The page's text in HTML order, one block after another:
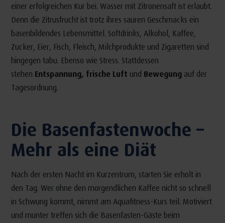
einer erfolgreichen Kur bei. Wasser mit Zitronensaft ist erlaubt.
Denn die Zitrusfrucht ist trotz ihres sauren Geschmacks ein
basenbildendes Lebensmittel. Softdrinks, Alkohol, Kaffee,
Zucker, Eier, Fisch, Fleisch, Milchprodukte und Zigaretten sind
hingegen tabu. Ebenso wie Stress. Stattdessen
stehen Entspannung, frische Luft und Bewegungauf der
Tagesordnung.
Die Basenfastenwoche –
Mehr als eine Diät
Nach der ersten Nacht im Kurzentrum, starten Sie erholt in
den Tag. Wer ohne den morgendlichen Kaffee nicht so schnell
in Schwung kommt, nimmt am Aquafitness-Kurs teil. Motiviert
und munter treffen sich die Basenfasten-Gäste beim